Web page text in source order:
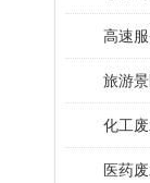
高速
旅游
化工
医药